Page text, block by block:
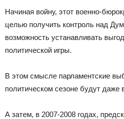
Начиная войну, этот военно-
целью получить контроль над
возможность устанавливать
политической игры.
В этом смысле парламентские
политическом сезоне будут даже
А затем, в 2007-2008 годах,